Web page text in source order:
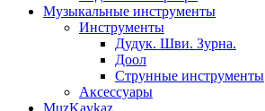
Музыкальные инструменты
Инструменты
Дудук. Шви. Зурна.
Доол
Струнные инструменты
Аксессуары
MuzKavkaz